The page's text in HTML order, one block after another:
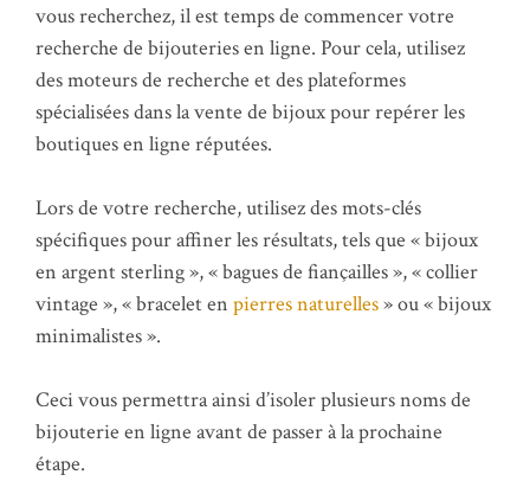
vous recherchez, il est temps de commencer votre
recherche de bijouteries en ligne. Pour cela, utilisez
des moteurs de recherche et des plateformes
spécialisées dans la vente de bijoux pour repérer les
boutiques en ligne réputées.
Lors de votre recherche, utilisez des mots-clés
spécifiques pour affiner les résultats, tels que « bijoux
en argent sterling », « bagues de fiançailles », « collier
vintage », « bracelet en pierres naturelles» ou « bijoux
minimalistes ».
Ceci vous permettra ainsi d’isoler plusieurs noms de
bijouterie en ligne avant de passer à la prochaine
étape.